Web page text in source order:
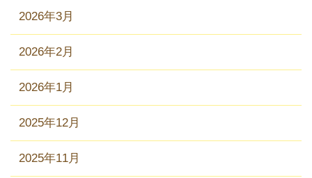
2026年3月
2026年2月
2026年1月
2025年12月
2025年11月